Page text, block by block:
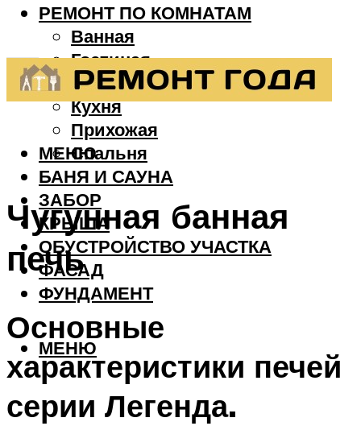
РЕМОНТ ПО КОМНАТАМ
Ванная
Гостиная
Детская
Кухня
Прихожая
Спальня
БАНЯ И САУНА
ЗАБОР
КРЫША
ОБУСТРОЙСТВО УЧАСТКА
ФАСАД
ФУНДАМЕНТ
МЕНЮ
МЕНЮ
Чугунная банная
печь
Основные
характеристики печей
серии Легенда.